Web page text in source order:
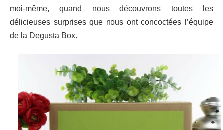
moi-même, quand nous découvrons toutes les
délicieuses surprises que nous ont concoctées l’équipe
de la Degusta Box.